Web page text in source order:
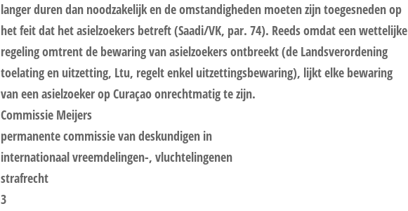
langer duren dan noodzakelijk en de omstandigheden moeten zijn toegesneden op
het feit dat het asielzoekers betreft (Saadi/VK, par. 74). Reeds omdat een wettelijke
regeling omtrent de bewaring van asielzoekers ontbreekt (de Landsverordening
toelating en uitzetting, Ltu, regelt enkel uitzettingsbewaring), lijkt elke bewaring
van een asielzoeker op Curaçao onrechtmatig te zijn.
Commissie Meijers
permanente commissie van deskundigen in
internationaal vreemdelingen-, vluchtelingenen
strafrecht
3